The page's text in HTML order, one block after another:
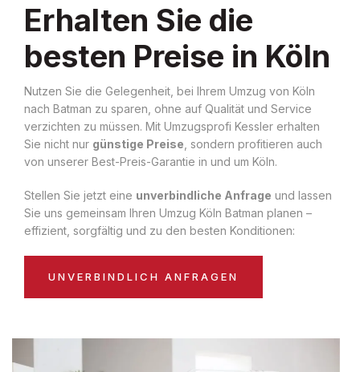
Erhalten Sie die
besten Preise in Köln
Nutzen Sie die Gelegenheit, bei Ihrem Umzug von Köln
nach Batman zu sparen, ohne auf Qualität und Service
verzichten zu müssen. Mit Umzugsprofi Kessler erhalten
Sie nicht nur günstige Preise , sondern profitieren auch
von unserer Best-Preis-Garantie in und um Köln.
Stellen Sie jetzt eine unverbindliche Anfrage und lassen
Sie uns gemeinsam Ihren Umzug Köln Batman planen –
effizient, sorgfältig und zu den besten Konditionen:
UNVERBINDLICH ANFRAGEN